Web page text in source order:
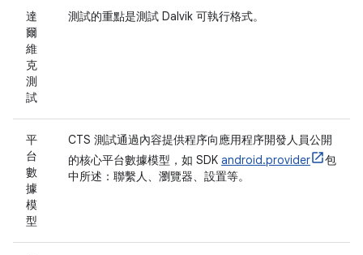
達
爾
維
克
測
試
測試的重點是測試 Dalvik 可執行格式。
平
台
數
據
模
型
CTS 測試通過內容提供程序向應用程序開發人員公開
的核心平台數據模型，如 SDK android.provider
包
中所述：聯繫人、瀏覽器、設置等。